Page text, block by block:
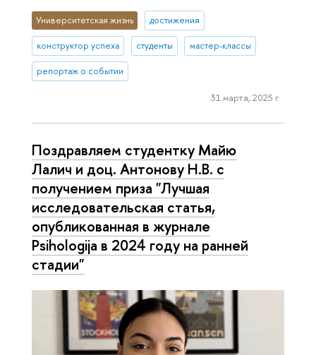
Университетская жизнь достижения
конструктор успеха студенты мастер-классы
репортаж о событии
31 марта, 2025 г.
Поздравляем студентку Майю
Лалич и доц. Антонову Н.В. с
получением приза "Лучшая
исследовательская статья,
опубликованная в журнале
Psihologija в 2024 году на ранней
стадии"